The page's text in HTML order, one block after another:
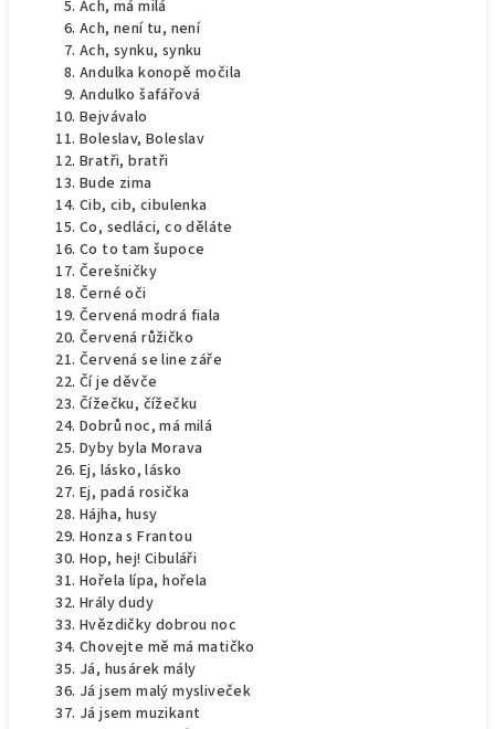
Ach, má milá
Ach, není tu, není
Ach, synku, synku
Andulka konopě močila
Andulko šafářová
Bejvávalo
Boleslav, Boleslav
Bratři, bratři
Bude zima
Cib, cib, cibulenka
Co, sedláci, co děláte
Co to tam šupoce
Čerešničky
Černé oči
Červená modrá fiala
Červená růžičko
Červená se line záře
Čí je děvče
Čížečku, čížečku
Dobrů noc, má milá
Dyby byla Morava
Ej, lásko, lásko
Ej, padá rosička
Hájha, husy
Honza s Frantou
Hop, hej! Cibuláři
Hořela lípa, hořela
Hrály dudy
Hvězdičky dobrou noc
Chovejte mě má matičko
Já, husárek mály
Já jsem malý mysliveček
Já jsem muzikant